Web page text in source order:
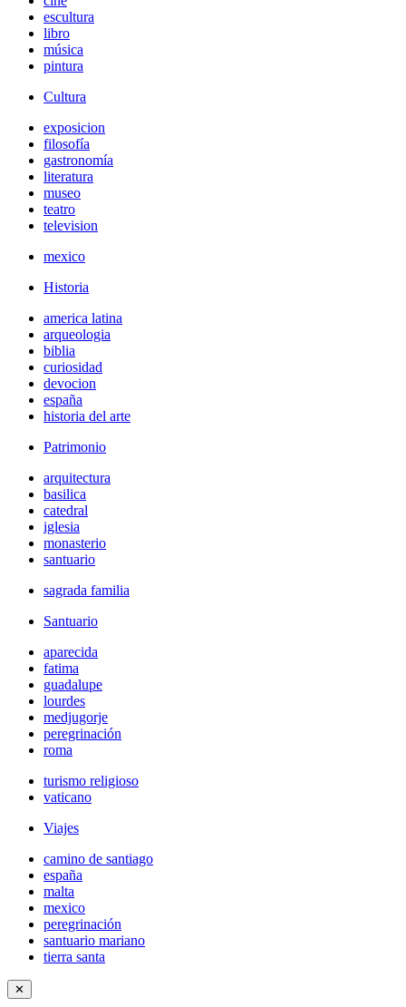
escultura
libro
música
pintura
Cultura
exposicion
filosofía
gastronomía
literatura
museo
teatro
television
mexico
Historia
america latina
arqueologia
biblia
curiosidad
devocion
españa
historia del arte
Patrimonio
arquitectura
basilica
catedral
iglesia
monasterio
santuario
sagrada familia
Santuario
aparecida
fatima
guadalupe
lourdes
medjugorje
peregrinación
roma
turismo religioso
vaticano
Viajes
camino de santiago
españa
malta
mexico
peregrinación
santuario mariano
tierra santa
✕